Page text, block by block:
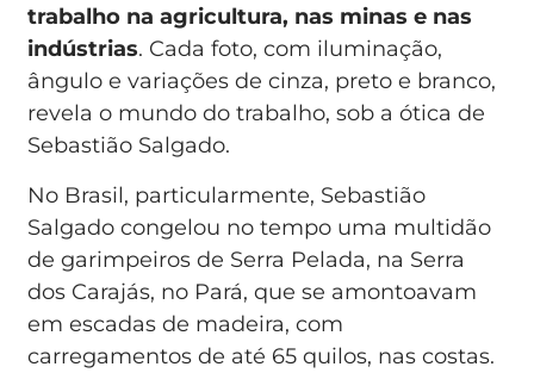
trabalho na agricultura, nas minas e nas
indústrias. Cada foto, com iluminação,
ângulo e variações de cinza, preto e branco,
revela o mundo do trabalho, sob a ótica de
Sebastião Salgado.
No Brasil, particularmente, Sebastião
Salgado congelou no tempo uma multidão
de garimpeiros de Serra Pelada, na Serra
dos Carajás, no Pará, que se amontoavam
em escadas de madeira, com
carregamentos de até 65 quilos, nas costas.